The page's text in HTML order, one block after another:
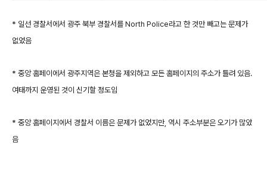
* 일선 경찰서에서 광주 북부 경찰서를 North Police라고 한 것만 빼고는 문제가
없었음
* 중앙 홈페이에서 광주지역은 본청을 제외하고 모든 홈페이지의 주소가 틀려 있음.
여태까지 운영된 것이 신기할 정도임
* 중앙 홈페이지에서 경찰서 이름은 문제가 없었지만, 역시 주소부분은 오기가 많았
음